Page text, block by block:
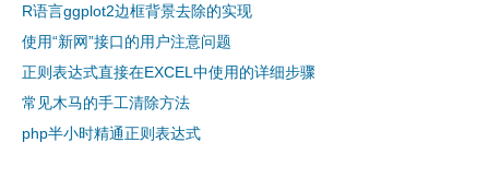
R语言ggplot2边框背景去除的实现
使用“新网”接口的用户注意问题
正则表达式直接在EXCEL中使用的详细步骤
常见木马的手工清除方法
php半小时精通正则表达式